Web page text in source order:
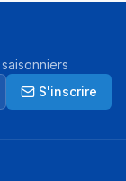
S'inscrire